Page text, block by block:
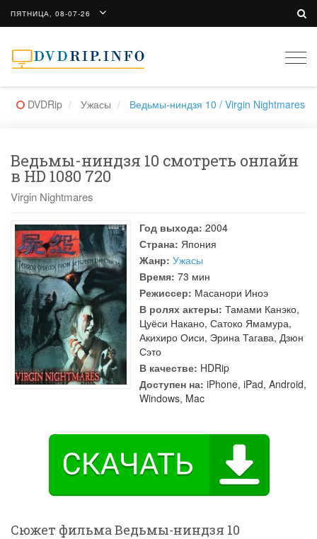
ПЯТНИЦА, 08-07-26
DVDRip Ужасы Ведьмы-ниндзя 10 / Virgin Nightmares
Ведьмы-ниндзя 10 смотреть онлайн
в HD 1080 720
Virgin Nightmares
Год выхода: 2004
Страна: Япония
Жанр: Ужасы
Время: 73 мин
Режиссер: Масанори Иноэ
В ролях актеры: Тамами Канэко,
Цуёси Накано, Сатоко Ямамура,
Акихиро Оиси, Эрина Тагава, Дзюн
Сэто
В качестве: HDRip
Доступен на: iPhone, iPad, Android,
Windows, Mac
Сюжет фильма Ведьмы-ниндзя 10